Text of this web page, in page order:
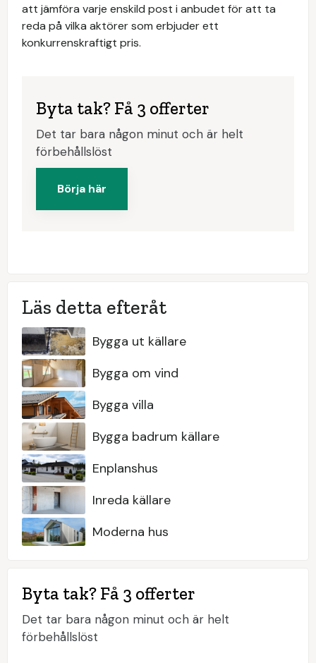
att jämföra varje enskild post i anbudet för att ta
reda på vilka aktörer som erbjuder ett
konkurrenskraftigt pris.
Byta tak? Få 3 offerter
Det tar bara någon minut och är helt
förbehållslöst
Börja här
Läs detta efteråt
Bygga ut källare
Bygga om vind
Bygga villa
Bygga badrum källare
Enplanshus
Inreda källare
Moderna hus
Byta tak? Få 3 offerter
Det tar bara någon minut och är helt
förbehållslöst